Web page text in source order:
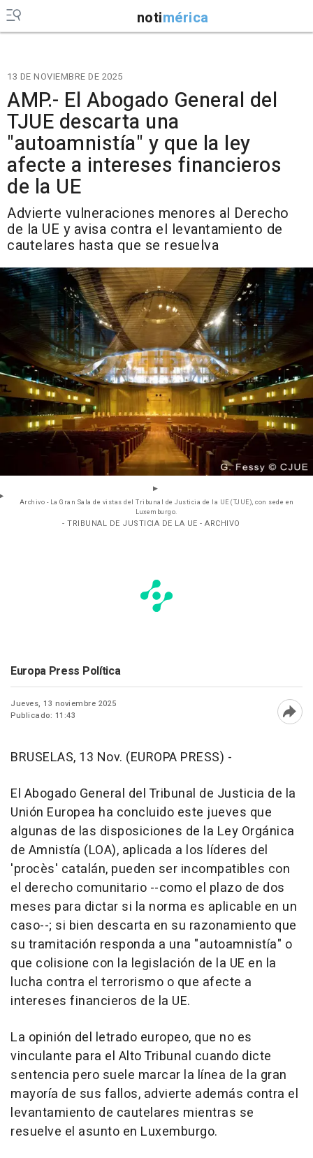
notimérica
13 DE NOVIEMBRE DE 2025
AMP.- El Abogado General del
TJUE descarta una
"autoamnistía" y que la ley
afecte a intereses financieros
de la UE
Advierte vulneraciones menores al Derecho
de la UE y avisa contra el levantamiento de
cautelares hasta que se resuelva
Archivo - La Gran Sala de vistas del Tribunal de Justicia de la UE (TJUE), con sede en
Luxemburgo.
- TRIBUNAL DE JUSTICIA DE LA UE - ARCHIVO
Europa Press Política
Jueves, 13 noviembre 2025
Publicado: 11:43
BRUSELAS, 13 Nov. (EUROPA PRESS) -
El Abogado General del Tribunal de Justicia de la
Unión Europea ha concluido este jueves que
algunas de las disposiciones de la Ley Orgánica
de Amnistía (LOA), aplicada a los líderes del
'procès' catalán, pueden ser incompatibles con
el derecho comunitario --como el plazo de dos
meses para dictar si la norma es aplicable en un
caso--; si bien descarta en su razonamiento que
su tramitación responda a una "autoamnistía" o
que colisione con la legislación de la UE en la
lucha contra el terrorismo o que afecte a
intereses financieros de la UE.
La opinión del letrado europeo, que no es
vinculante para el Alto Tribunal cuando dicte
sentencia pero suele marcar la línea de la gran
mayoría de sus fallos, advierte además contra el
levantamiento de cautelares mientras se
resuelve el asunto en Luxemburgo.